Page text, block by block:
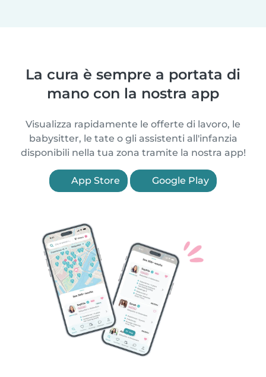
La cura è sempre a portata di
mano con la nostra app
Visualizza rapidamente le offerte di lavoro, le
babysitter, le tate o gli assistenti all'infanzia
disponibili nella tua zona tramite la nostra app!
App Store Google Play